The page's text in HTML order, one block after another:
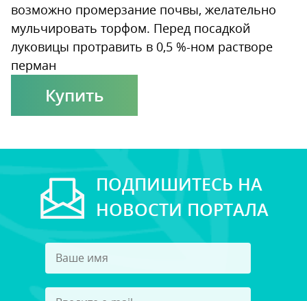
возможно промерзание почвы, желательно
мульчировать торфом. Перед посадкой
луковицы протравить в 0,5 %-ном растворе
перман
Купить
ПОДПИШИТЕСЬ НА
НОВОСТИ ПОРТАЛА